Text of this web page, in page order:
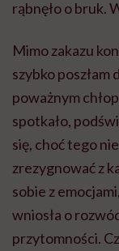
rąbnęło o bruk.
Mimo zakazu
szybko poszłam
poważnym
spotkało,
się, choć tego
zrezygnować z
sobie z
wniosła o
przytomności.